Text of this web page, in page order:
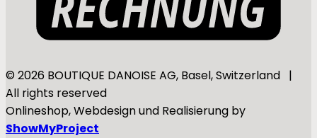
© 2026 BOUTIQUE DANOISE AG, Basel, Switzerland |
All rights reserved
Onlineshop, Webdesign und Realisierung by
ShowMyProject